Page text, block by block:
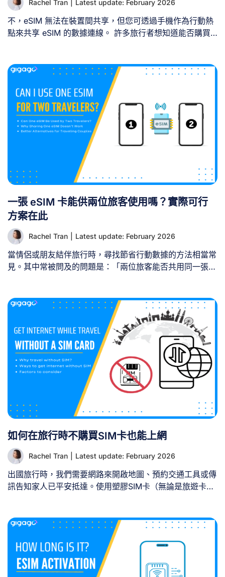
Rachel Tran Latest update: February 2026
不，eSIM 無法在裝置間共享，但您可透過手機作為行動熱
點來共享 eSIM 的數據連線。 許多旅行者想知道能否購買
討。 在嘗試共享 eSIM 之前，務必先理解其運作原理、可
行與不可行的範圍。 一、eSIM 能否在裝置間共享？ 否，
eSIM 設定檔無法像實體 SIM 卡那樣在裝置間轉移或共享。
[...]
一張 eSIM 卡能供兩位旅客使用嗎？實際可行
方案在此
Rachel Tran Latest update: February 2026
當情侶或朋友結伴旅行時，尋找節省行動數據的方法相當常
見。其中常被問及的問題是：「兩位旅客能否共用同一張
能讓您保持連線又不破費。本指南將說明為何eSIM無法共
享，並為旅行伴侶或團體提供實際可行的替代方案。 一、
一張 eSIM 卡能否供兩位旅客使用？ 否，一張 eSIM 卡無
法供兩位旅客在不同裝置上使用。每張 eSIM 卡設計上僅能
同時在單一裝置運作。當 eSIM 設定檔安裝並啟用於您的手
機後，便會與該特定裝置綁定，無法轉移或與他人手機共
享。 即使嘗試在第二台裝置掃描相同eSIM QR碼，通常會
導致掃描失敗或使首台手機的連線失效。基於技術與安全考
量，eSIM無法同時在多台裝置上運作。 [...]
如何在旅行時不購買SIM卡也能上網
Rachel Tran Latest update: February 2026
出國旅行時，我們需要網路來開啟地圖、預約交通工具或傳
訊告知家人已平安抵達。使用塑膠SIM卡（無論是旅遊卡或
實用方法。 一、為何出國旅行不該攜帶SIM卡？ 選擇無SIM
卡旅行的理由眾多，其中最顯著的三點是： 1. 跳過機場排
隊與語言障礙 購買並啟用實體SIM卡過程繁瑣耗時，尤其在
機場SIM卡專櫃購買時，現場人潮擁擠且資費方案常以您不
熟悉的語言說明。若行程橫跨多國，更需為每個國家購買